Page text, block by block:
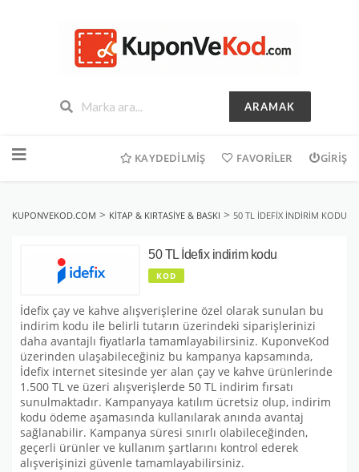
ARAMAK
geç
KAYDEDILMIŞ FAVORILER GIRIŞ
KUPONVEKOD.COM > KITAP & KIRTASIYE & BASKI > 50 TL İDEFIX INDIRIM KODU
50 TL İdefix indirim kodu
KOD
İdefix çay ve kahve alışverişlerine özel olarak sunulan bu
indirim kodu ile belirli tutarın üzerindeki siparişlerinizi
daha avantajlı fiyatlarla tamamlayabilirsiniz. KuponveKod
üzerinden ulaşabileceğiniz bu kampanya kapsamında,
İdefix internet sitesinde yer alan çay ve kahve ürünlerinde
1.500 TL ve üzeri alışverişlerde 50 TL indirim fırsatı
sunulmaktadır. Kampanyaya katılım ücretsiz olup, indirim
kodu ödeme aşamasında kullanılarak anında avantaj
sağlanabilir. Kampanya süresi sınırlı olabileceğinden,
geçerli ürünler ve kullanım şartlarını kontrol ederek
alışverişinizi güvenle tamamlayabilirsiniz.